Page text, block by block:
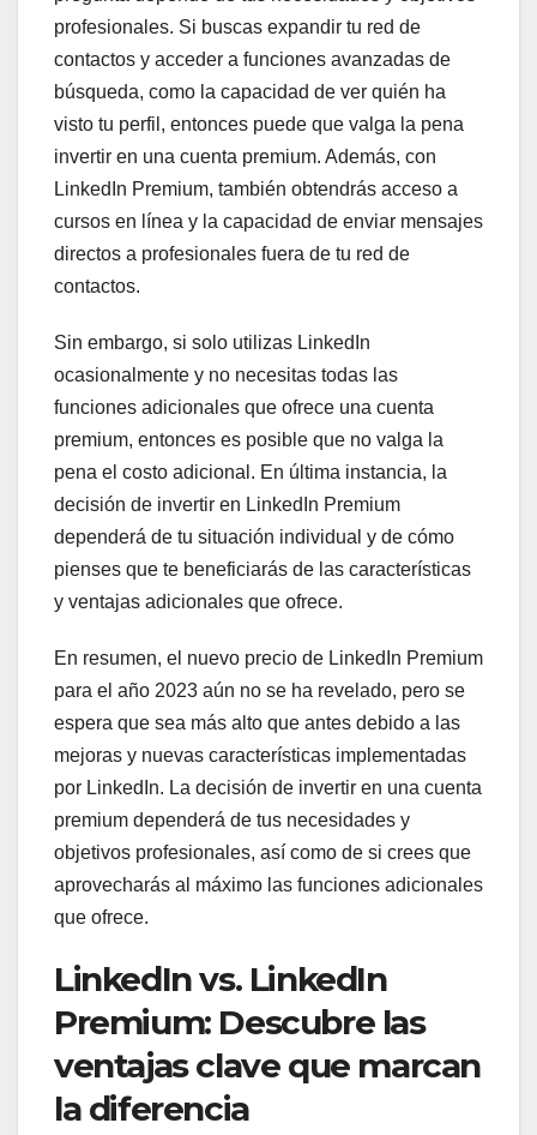
profesionales. Si buscas expandir tu red de
contactos y acceder a funciones avanzadas de
búsqueda, como la capacidad de ver quién ha
visto tu perfil, entonces puede que valga la pena
invertir en una cuenta premium. Además, con
LinkedIn Premium, también obtendrás acceso a
cursos en línea y la capacidad de enviar mensajes
directos a profesionales fuera de tu red de
contactos.
Sin embargo, si solo utilizas LinkedIn
ocasionalmente y no necesitas todas las
funciones adicionales que ofrece una cuenta
premium, entonces es posible que no valga la
pena el costo adicional. En última instancia, la
decisión de invertir en LinkedIn Premium
dependerá de tu situación individual y de cómo
pienses que te beneficiarás de las características
y ventajas adicionales que ofrece.
En resumen, el nuevo precio de LinkedIn Premium
para el año 2023 aún no se ha revelado, pero se
espera que sea más alto que antes debido a las
mejoras y nuevas características implementadas
por LinkedIn. La decisión de invertir en una cuenta
premium dependerá de tus necesidades y
objetivos profesionales, así como de si crees que
aprovecharás al máximo las funciones adicionales
que ofrece.
LinkedIn vs. LinkedIn
Premium: Descubre las
ventajas clave que marcan
la diferencia